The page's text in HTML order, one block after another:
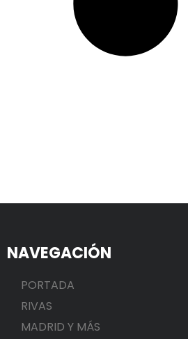
NAVEGACIÓN
PORTADA
RIVAS
MADRID Y MÁS